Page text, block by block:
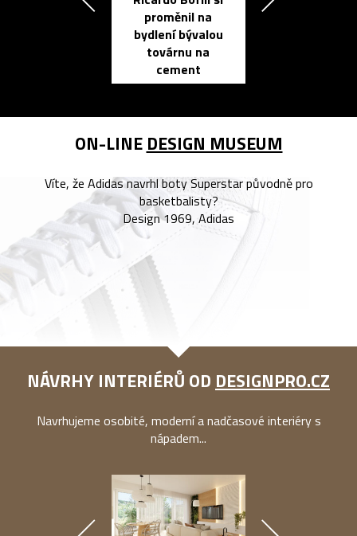
proměnil na
bydlení bývalou
továrnu na
cement
ON-LINE DESIGN MUSEUM
Víte, že Adidas navrhl boty Superstar původně pro
basketbalisty?
Design 1969, Adidas
NÁVRHY INTERIÉRŮ OD DESIGNPRO.CZ
Navrhujeme osobité, moderní a nadčasové interiéry s
nápadem...